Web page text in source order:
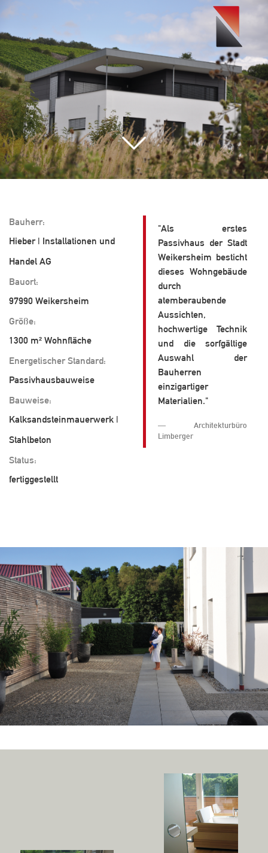
Toggle
Bauherr:
Hieber | Installationen und
Handel AG
Bauort:
97990 Weikersheim
Größe:
1300 m² Wohnfläche
Energetischer Standard:
Passivhausbauweise
Bauweise:
Kalksandsteinmauerwerk |
Stahlbeton
Status:
fertiggestellt
"Als erstes
Passivhaus der Stadt
Weikersheim besticht
dieses Wohngebäude
durch
atemberaubende
Aussichten,
hochwertige Technik
und die sorfgältige
Auswahl der
Bauherren
einzigartiger
Materialien."
Architekturbüro
Limberger